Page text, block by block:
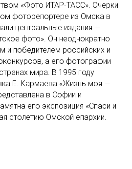
«Фото ИТАР-ТАСС». Очерки
фоторепортере из Омска в
центральные издания —
фото». Он неоднократно
и победителем российских и
а его фотографии
мира. В 1995 году
Е. Кармаева «Жизнь моя —
в Софии и
его экспозиция «Спаси и
столетию Омской епархии.